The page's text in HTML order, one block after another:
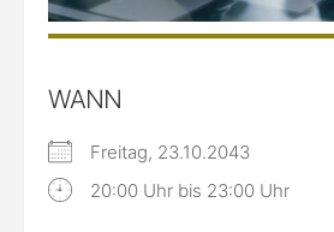
WANN
Freitag, 23.10.2043
20:00 Uhr bis 23:00 Uhr